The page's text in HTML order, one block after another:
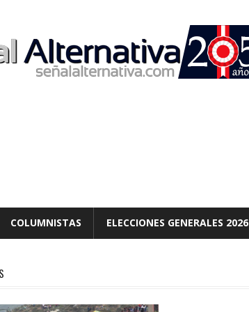
COLUMNISTAS ELECCIONES GENERALES 2026